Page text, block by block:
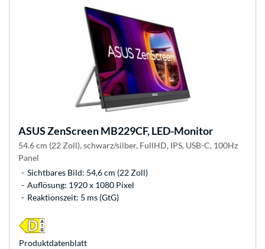
ASUSZenScreen MB229CF, LED-Monitor
54.6 cm (22 Zoll), schwarz/silber, FullHD, IPS, USB-C, 100Hz
Panel
Sichtbares Bild: 54,6 cm (22 Zoll)
Auflösung: 1920 x 1080 Pixel
Reaktionszeit: 5 ms (GtG)
Produkt­datenblatt